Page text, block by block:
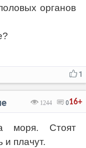
органов
1
16+
1244 0
моря. Стоят
и плачут.